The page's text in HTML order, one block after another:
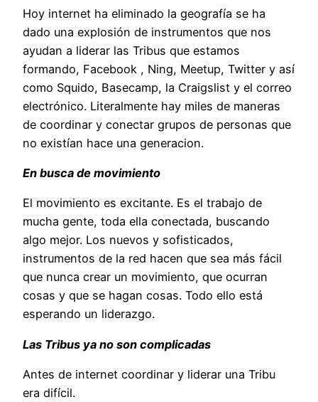
Hoy internet ha eliminado la geografía se ha
dado una explosión de instrumentos que nos
ayudan a liderar las Tribus que estamos
formando, Facebook , Ning, Meetup, Twitter y así
como Squido, Basecamp, la Craigslist y el correo
electrónico. Literalmente hay miles de maneras
de coordinar y conectar grupos de personas que
no existían hace una generacion.
En busca de movimiento
El movimiento es excitante. Es el trabajo de
mucha gente, toda ella conectada, buscando
algo mejor. Los nuevos y sofisticados,
instrumentos de la red hacen que sea más fácil
que nunca crear un movimiento, que ocurran
cosas y que se hagan cosas. Todo ello está
esperando un liderazgo.
Las Tribus ya no son complicadas
Antes de internet coordinar y liderar una Tribu
era difícil.